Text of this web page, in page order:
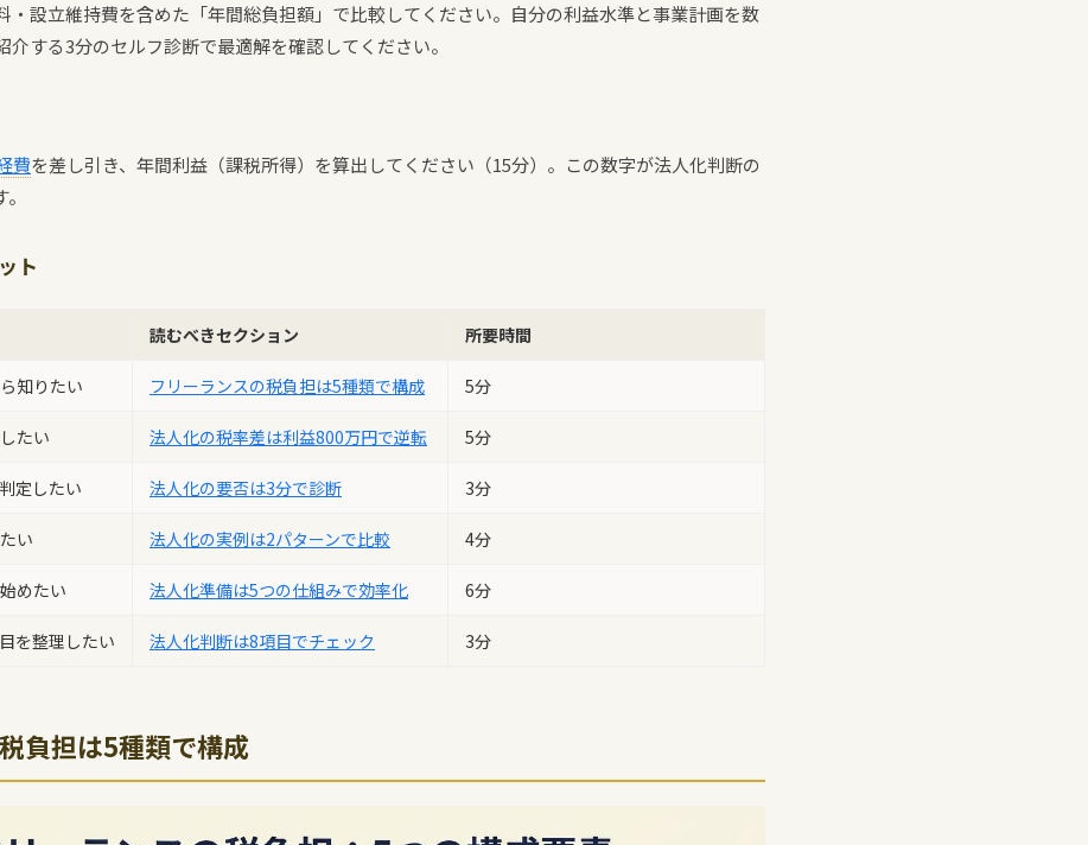
・設立維持費を含めた「年間総負担額」で比較してください。自分の利益水準と事業計画を数
介する3分のセルフ診断で最適解を確認してください。
費を差し引き、年間利益（課税所得）を算出してください（15分）。この数字が法人化判断の
ト
読むべきセクション 所要時間
知りたい フリーランスの税負担は5種類で構成 5分
たい 法人化の税率差は利益800万円で逆転 5分
定したい 法人化の要否は3分で診断 3分
い 法人化の実例は2パターンで比較 4分
めたい 法人化準備は5つの仕組みで効率化 6分
を整理したい 法人化判断は8項目でチェック 3分
負担は5種類で構成